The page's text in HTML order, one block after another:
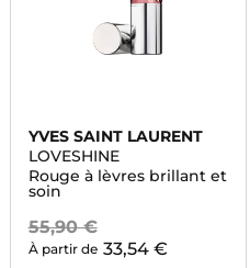
YVES SAINT LAURENT
LOVESHINE
Rouge à lèvres brillant et
soin
55,90 €
À partir de 33,54 €